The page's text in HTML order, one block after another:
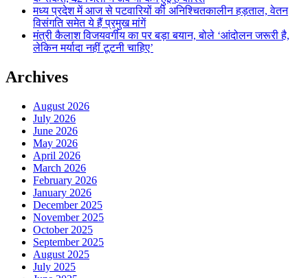
मध्य प्रदेश में आज से पटवारियों की अनिश्चितकालीन हड़ताल, वेतन
विसंगति समेत ये हैं प्रमुख मांगें
मंत्री कैलाश विजयवर्गीय का पर बड़ा बयान, बोले ‘आंदोलन जरूरी है,
लेकिन मर्यादा नहीं टूटनी चाहिए’
Archives
August 2026
July 2026
June 2026
May 2026
April 2026
March 2026
February 2026
January 2026
December 2025
November 2025
October 2025
September 2025
August 2025
July 2025